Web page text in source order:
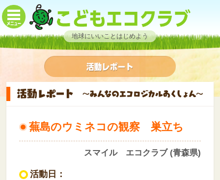
地球にいいことはじめよう
蕪島のウミネコの観察 巣立ち
スマイル エコクラブ (青森県)
活動日：